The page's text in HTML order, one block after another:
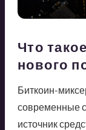
Что
нового
Биткоин-
современные
источник